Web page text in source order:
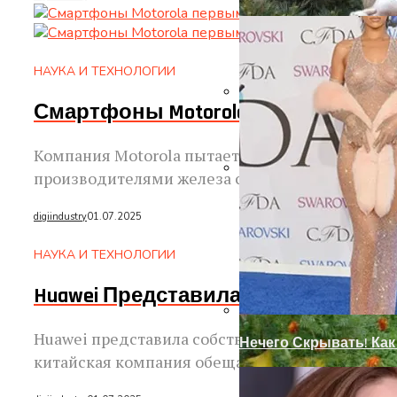
Входная
Современный
Нечего Скрывать!
НАУКА И ТЕХНОЛОГИИ
Смартфоны Motorola Первыми В
Компания Motorola пытается быстрыми
производителями железа создают
digiindustry01.07.2025
НАУКА И ТЕХНОЛОГИИ
Huawei Представила Улучшенные
Huawei представила собственные аналоги
китайская компания обещала более